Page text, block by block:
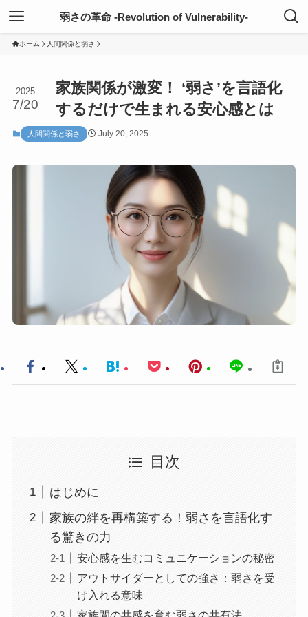
弱さの革命 -Revolution of Vulnerability-
ホーム 人間関係と弱さ
家族関係が激変！ ‘弱さ’を言語化
するだけで生まれる安心感とは
2025
7/20
人間関係と弱さ July 20, 2025
目次
はじめに
家族の絆を再構築する！弱さを言語化す
る驚きの力
安心感を生むコミュニケーションの秘密
アウトサイダーとしての強さ：弱さを受
け入れる意味